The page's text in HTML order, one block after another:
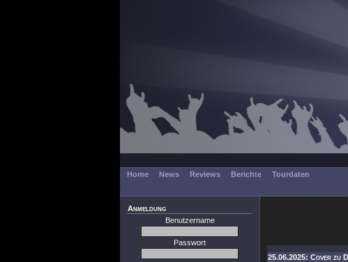
Home News Reviews Berichte
Tourdaten
Anmeldung
Benutzername
Passwort
25.06.2025: Cover zu